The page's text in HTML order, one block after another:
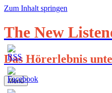
Zum Inhalt springen
The New
Das Hörerlebnis
Menü